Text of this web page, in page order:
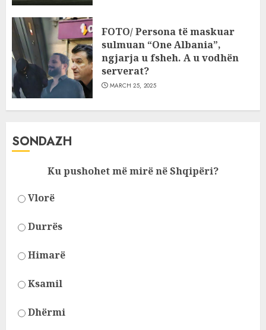
FOTO/ Persona të maskuar
sulmuan “One Albania”,
ngjarja u fsheh. A u vodhën
serverat?
MARCH 25, 2025
SONDAZH
Ku pushohet më mirë në Shqipëri?
Vlorë
Durrës
Himarë
Ksamil
Dhërmi